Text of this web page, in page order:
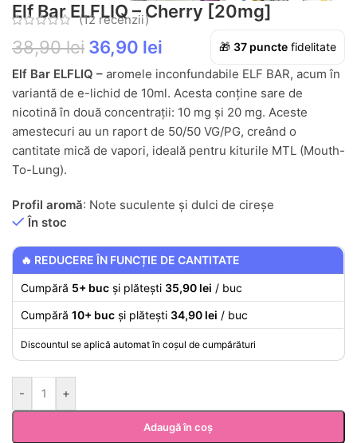
Elf Bar ELFLIQ – Cherry [20mg]
(12 recenzii)
38,90lei 36,90 lei 🎁 37punctefidelitate
Elf Bar ELFLIQ – aromele inconfundabile ELF BAR, acum în
variantă de e-lichid de 10ml. Acesta conține sare de
nicotină în două concentrații: 10 mg și 20 mg. Aceste
amestecuri au un raport de 50/50 VG/PG, creând o
cantitate mică de vapori, ideală pentru kiturile MTL (Mouth-
To-Lung).
Profil aromă: Note suculente și dulci de cireșe
În stoc
🔥 REDUCERE ÎN FUNCȚIE DE CANTITATE
Cumpără 5+ buc și plătești 35,90 lei / buc
Cumpără 10+ buc și plătești 34,90 lei / buc
Discountul se aplică automat în coșul de cumpărături
- +
Adaugă în coș